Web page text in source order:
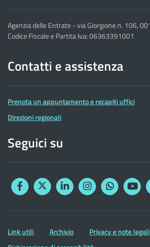
Agenzia delle Entrate - via Giorgione n. 106,
Codice Fiscale e Partita Iva: 06363391001
Contatti e assistenza
Prenota un appuntamento e recapiti uffici
Direzioni regionali
Seguici su
FacebookTwitterLinkedinInstagram
Altre
informazioni
Link utili Archivio
Privacy e note legali